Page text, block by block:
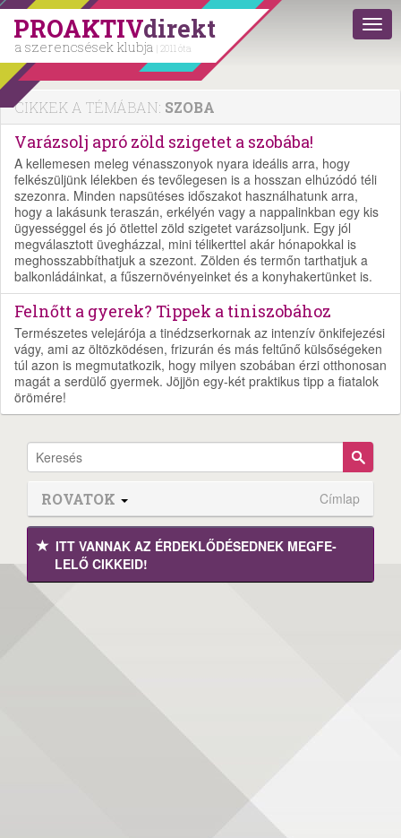
PROAKTIVdirekt
a szerencsések klubja | 2011 óta
CIKKEK A TÉMÁBAN: SZOBA
Varázsolj apró zöld szigetet a szobába!
A kellemesen meleg vénasszonyok nyara ideális arra, hogy
felkészüljünk lélekben és tevőlegesen is a hosszan elhúzódó téli
szezonra. Minden napsütéses időszakot használhatunk arra,
hogy a lakásunk teraszán, erkélyén vagy a nappalinkban egy kis
ügyességgel és jó ötlettel zöld szigetet varázsoljunk. Egy jól
megválasztott üvegházzal, mini télikerttel akár hónapokkal is
meghosszabbíthatjuk a szezont. Zölden és termőn tarthatjuk a
balkonládáinkat, a fűszernövényeinket és a konyhakertünket is.
Felnőtt a gyerek? Tippek a tiniszobához
Természetes velejárója a tinédzserkornak az intenzív önkifejezési
vágy, ami az öltözködésen, frizurán és más feltűnő külsőségeken
túl azon is megmutatkozik, hogy milyen szobában érzi otthonosan
magát a serdülő gyermek. Jöjjön egy-két praktikus tipp a fiatalok
örömére!
ROVATOK Címlap
ITT VANNAK AZ ÉRDEK­LŐDÉ­SEDNEK MEGFE­
LELŐ CIKKEID!